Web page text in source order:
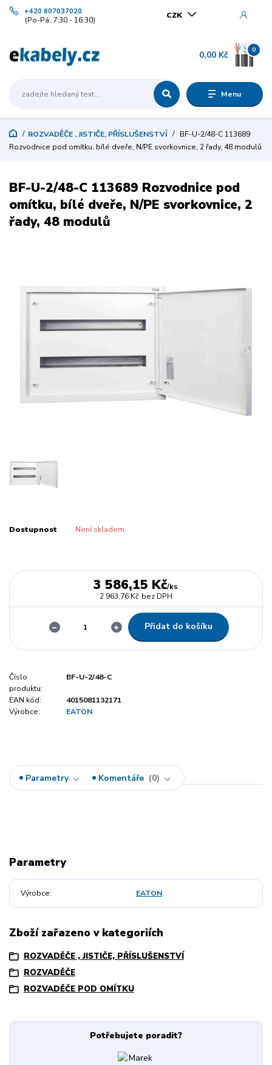
Menu
CZK
+420 607037020
(Po-Pá, 7:30 - 16:30)
0
0,00 Kč
ROZVADĚČE , JISTIČE, PŘÍSLUŠENSTVÍ
BF-U-2/48-C 113689
Rozvodnice pod omítku, bílé dveře, N/PE svorkovnice, 2 řady, 48 modulů
BF-U-2/48-C 113689 Rozvodnice pod
omítku, bílé dveře, N/PE svorkovnice, 2
řady, 48 modulů
Dostupnost Není skladem
3 586,15 Kč/ks
2 963,76 Kč bez DPH
Přidat do košíku
Číslo
produktu:
BF-U-2/48-C
EAN kód:
4015081132171
Výrobce:
EATON
Parametry Komentáře 0
Parametry
Výrobce EATON
Zboží zařazeno v kategoriích
ROZVADĚČE , JISTIČE, PŘÍSLUŠENSTVÍ
ROZVADĚČE
ROZVADĚČE POD OMÍTKU
Potřebujete poradit?